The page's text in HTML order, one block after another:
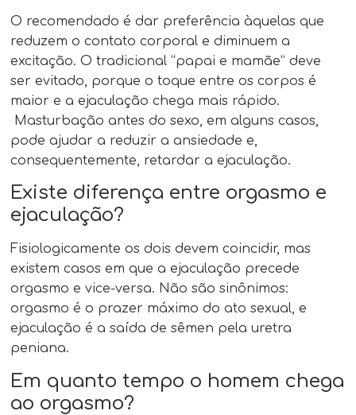
O recomendado é dar preferência àquelas que
reduzem o contato corporal e diminuem a
excitação. O tradicional “papai e mamãe” deve
ser evitado, porque o toque entre os corpos é
maior e a ejaculação chega mais rápido.
Masturbação antes do sexo, em alguns casos,
pode ajudar a reduzir a ansiedade e,
consequentemente, retardar a ejaculação.
Existe diferença entre orgasmo e
ejaculação?
Fisiologicamente os dois devem coincidir, mas
existem casos em que a ejaculação precede
orgasmo e vice-versa. Não são sinônimos:
orgasmo é o prazer máximo do ato sexual, e
ejaculação é a saída de sêmen pela uretra
peniana.
Em quanto tempo o homem chega
ao orgasmo?